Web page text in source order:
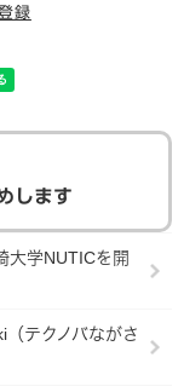
録
します
大学NUTICを開
テクノバながさ